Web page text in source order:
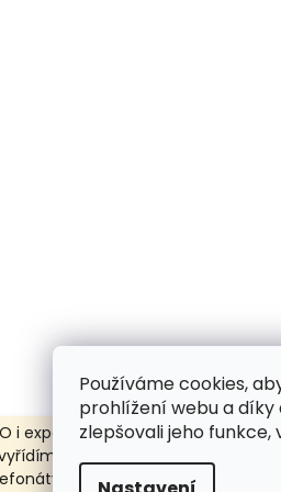
Používáme cookies,
prohlížení webu a díky
zlepšovali jeho funkce,
i expedice | 31.7.-8.8.
po dovolené.
| Ostatní dny